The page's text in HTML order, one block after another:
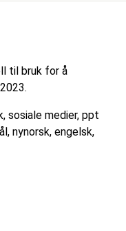
til bruk for å
sosiale medier, ppt
nynorsk, engelsk,